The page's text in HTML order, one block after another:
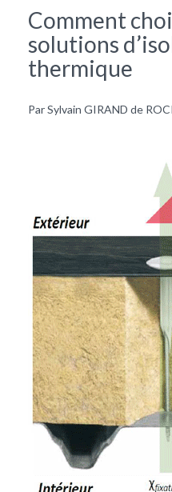
Comment
solutions
thermique
Par Sylvain GIRAND de